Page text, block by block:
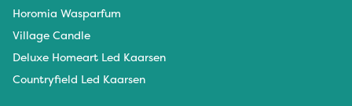
Horomia Wasparfum
Village Candle
Deluxe Homeart Led Kaarsen
Countryfield Led Kaarsen